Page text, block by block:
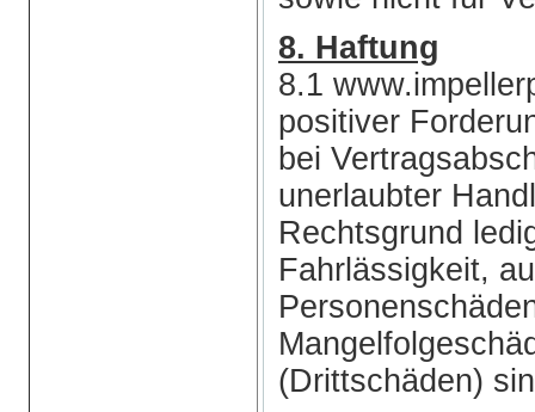
8. Haftung
8.1
positiver
bei
unerlaubter
Rechtsgrund
Fahrlässigkeit,
(Drittschäden)